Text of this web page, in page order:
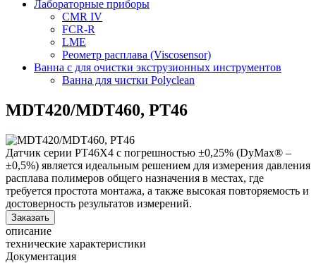
Лабораторные приборы
CMR IV
FCR-R
LME
Реометр расплава (Viscosensor)
Ванна с для очистки экструзионных инструментов
Ванна для чистки Polyclean
MDT420/MDT460, PT46
Датчик серии PT46X4 с погрешностью ±0,25% (DyMax® –
±0,5%) является идеальным решением для измерения давления
расплава полимеров общего назначения в местах, где
требуется простота монтажа, а также высокая повторяемость и
достоверность результатов измерений.
Заказать
описание
технические характеристики
Документация